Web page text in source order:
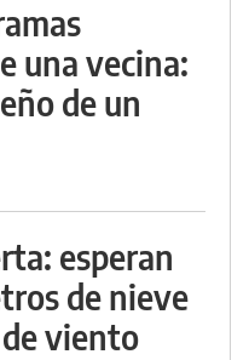
una vecina:
de un
esperan
de nieve
viento